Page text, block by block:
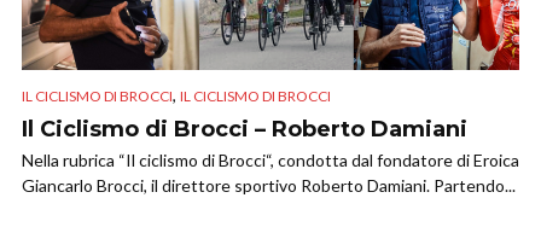
IL CICLISMO DI BROCCI, IL CICLISMO DI BROCCI
Il Ciclismo di Brocci – Roberto Damiani
Nella rubrica “Il ciclismo di Brocci“, condotta dal fondatore di Eroica
Giancarlo Brocci, il direttore sportivo Roberto Damiani. Partendo...